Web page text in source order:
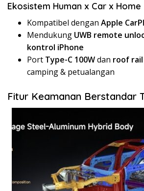
Ekosistem Human x Car x Home
Kompatibel dengan Apple
Mendukung UWB remote
kontrol iPhone
Port Type-C 100Wdan roof
camping & petualangan
Fitur Keamanan Berstandar